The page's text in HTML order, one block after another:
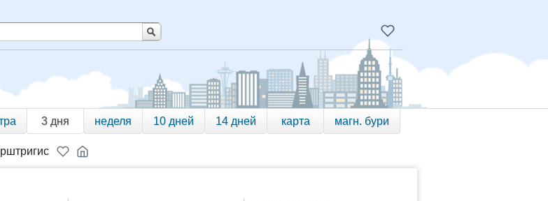
3 дня неделя 10 дней 14 дней карта магн. бури